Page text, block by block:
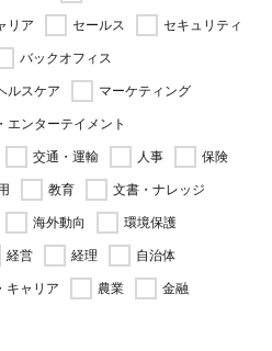
リア セールス
セキュリティ
バックオフィス
ルスケア
マーケティング
エンターテイメント
交通・運輸 人事
保険
教育
文書・ナレッジ
海外動向
環境保護
経営 経理
自治体
キャリア 農業 金融